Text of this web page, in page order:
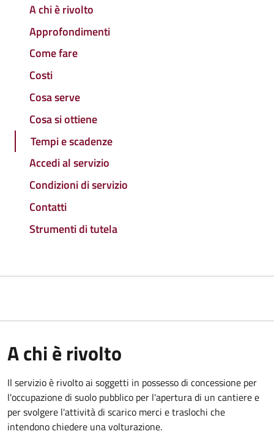
A chi è rivolto
Approfondimenti
Come fare
Costi
Cosa serve
Cosa si ottiene
Tempi e scadenze
Accedi al servizio
Condizioni di servizio
Contatti
Strumenti di tutela
A chi è rivolto
Il servizio è rivolto ai soggetti in possesso di concessione per
l'occupazione di suolo pubblico per l'apertura di un cantiere e
per svolgere l'attività di scarico merci e traslochi che
intendono chiedere una volturazione.